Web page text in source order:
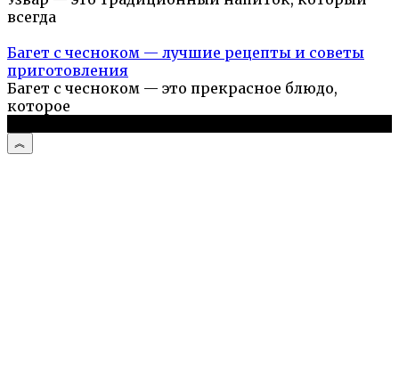
всегда
Багет с чесноком — лучшие рецепты и советы
приготовления
Багет с чесноком — это прекрасное блюдо,
которое